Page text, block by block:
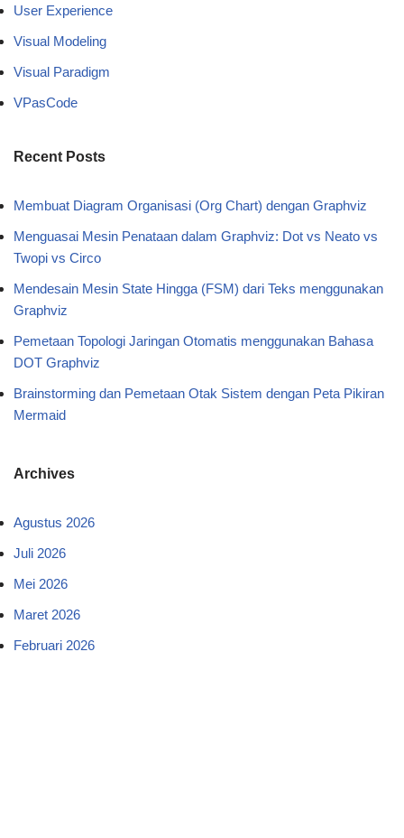
User Experience
Visual Modeling
Visual Paradigm
VPasCode
Recent Posts
Membuat Diagram Organisasi (Org Chart) dengan Graphviz
Menguasai Mesin Penataan dalam Graphviz: Dot vs Neato vs
Twopi vs Circo
Mendesain Mesin State Hingga (FSM) dari Teks menggunakan
Graphviz
Pemetaan Topologi Jaringan Otomatis menggunakan Bahasa
DOT Graphviz
Brainstorming dan Pemetaan Otak Sistem dengan Peta Pikiran
Mermaid
Archives
Agustus 2026
Juli 2026
Mei 2026
Maret 2026
Februari 2026